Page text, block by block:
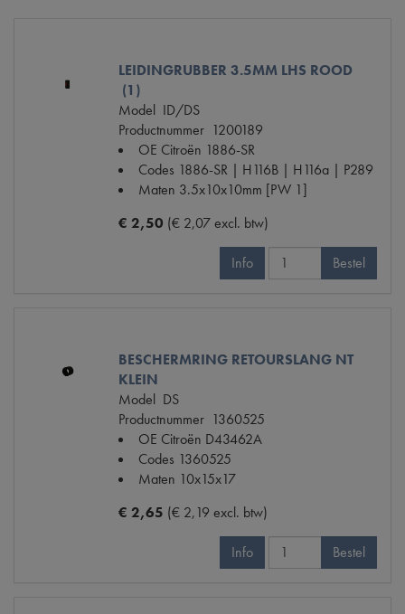
LEIDINGRUBBER 3.5MM LHS ROOD
(1)
Model ID/DS
Productnummer 1200189
OE Citroën 1886-SR
Codes 1886-SR | H116B | H116a | P289
Maten 3.5x10x10mm [PW 1]
€ 2,50 (€ 2,07 excl. btw)
Info Bestel
BESCHERMRING RETOURSLANG NT
KLEIN
Model DS
Productnummer 1360525
OE Citroën D43462A
Codes 1360525
Maten 10x15x17
€ 2,65 (€ 2,19 excl. btw)
Info Bestel